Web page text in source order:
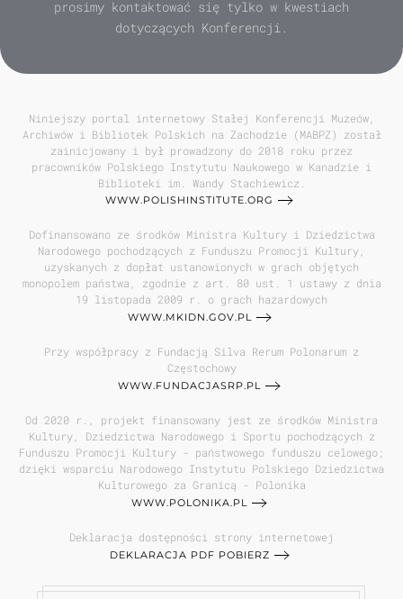
prosimy kontaktować się tylko w kwestiach
dotyczących Konferencji.
Niniejszy portal internetowy Stałej Konferencji Muzeów,
Archiwów i Bibliotek Polskich na Zachodzie (MABPZ) został
zainicjowany i był prowadzony do 2018 roku przez
pracowników Polskiego Instytutu Naukowego w Kanadzie i
Biblioteki im. Wandy Stachiewicz.
WWW.POLISHINSTITUTE.ORG
Dofinansowano ze środków Ministra Kultury i Dziedzictwa
Narodowego pochodzących z Funduszu Promocji Kultury,
uzyskanych z dopłat ustanowionych w grach objętych
monopolem państwa, zgodnie z art. 80 ust. 1 ustawy z dnia
19 listopada 2009 r. o grach hazardowych
WWW.MKIDN.GOV.PL
Przy współpracy z Fundacją Silva Rerum Polonarum z
Częstochowy
WWW.FUNDACJASRP.PL
Od 2020 r., projekt finansowany jest ze środków Ministra
Kultury, Dziedzictwa Narodowego i Sportu pochodzących z
Funduszu Promocji Kultury - państwowego funduszu celowego;
dzięki wsparciu Narodowego Instytutu Polskiego Dziedzictwa
Kulturowego za Granicą - Polonika
WWW.POLONIKA.PL
Deklaracja dostępności strony internetowej
DEKLARACJA PDF POBIERZ